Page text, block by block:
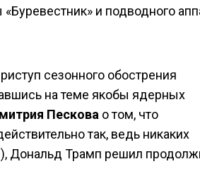
и подводного
сезонного обострения
на теме якобы ядерных
Пескова о том, что
так, ведь никаких
Дональд Трамп решил